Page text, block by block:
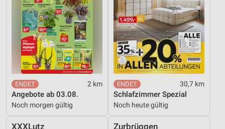
2 km
Angebote ab 03.08.
Noch morgen gültig
30,7 km
Schlafzimmer Spezial
Noch heute gültig
XXXLutz Zurbrüggen